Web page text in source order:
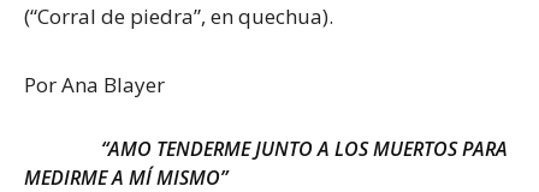
(“Corral de piedra”, en quechua).
Por Ana Blayer
“AMO TENDERME JUNTO A LOS MUERTOS PARA
MEDIRME A MÍ MISMO”